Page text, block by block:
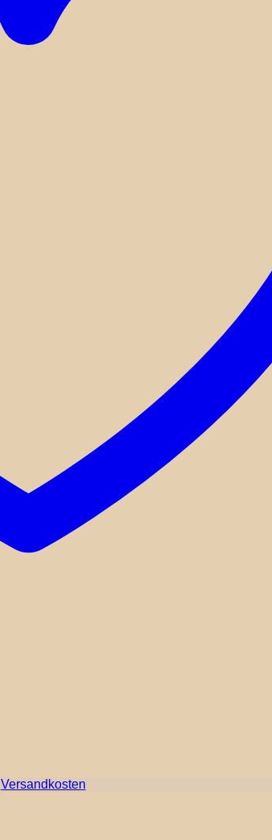
Versandkosten